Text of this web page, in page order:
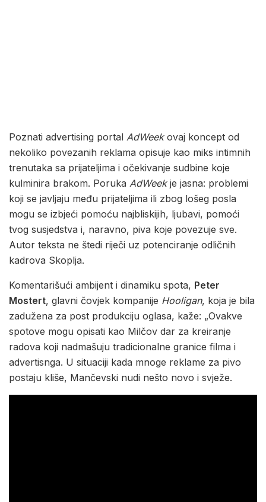
Poznati advertising portal AdWeekovaj koncept od
nekoliko povezanih reklama opisuje kao miks intimnih
trenutaka sa prijateljima i očekivanje sudbine koje
kulminira brakom. Poruka AdWeekje jasna: problemi
koji se javljaju među prijateljima ili zbog lošeg posla
mogu se izbjeći pomoću najbliskijih, ljubavi, pomoći
tvog susjedstva i, naravno, piva koje povezuje sve.
Autor teksta ne štedi riječi uz potenciranje odličnih
kadrova Skoplja.
Komentarišući ambijent i dinamiku spota, Peter
Mostert, glavni čovjek kompanije Hooligan, koja je bila
zadužena za post produkciju oglasa, kaže: „Ovakve
spotove mogu opisati kao Milčov dar za kreiranje
radova koji nadmašuju tradicionalne granice filma i
advertisnga. U situaciji kada mnoge reklame za pivo
postaju kliše, Mančevski nudi nešto novo i svježe.